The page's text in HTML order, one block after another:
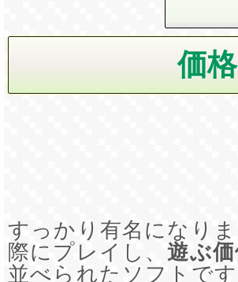
すっかり有名になり
際にプレイし、遊ぶ
並べられたソフトです